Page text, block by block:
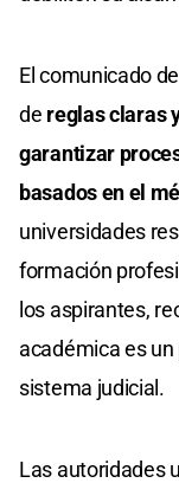
El comunicado
de reglas claras
garantizar
basados en el
universidades
formación
los aspirantes,
académica es
sistema judicial.
Las autoridades